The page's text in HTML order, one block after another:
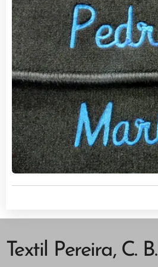
Textil Pereira, C. B.